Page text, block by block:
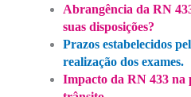
Abrangência da RN
suas disposições?
Prazos estabelecidos
realização dos exames.
Impacto da RN 433 na